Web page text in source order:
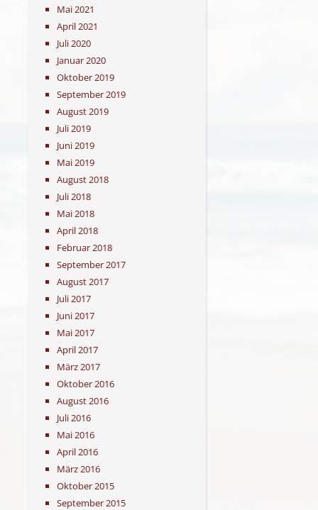
Mai 2021
April 2021
Juli 2020
Januar 2020
Oktober 2019
September 2019
August 2019
Juli 2019
Juni 2019
Mai 2019
August 2018
Juli 2018
Mai 2018
April 2018
Februar 2018
September 2017
August 2017
Juli 2017
Juni 2017
Mai 2017
April 2017
März 2017
Oktober 2016
August 2016
Juli 2016
Mai 2016
April 2016
März 2016
Oktober 2015
September 2015